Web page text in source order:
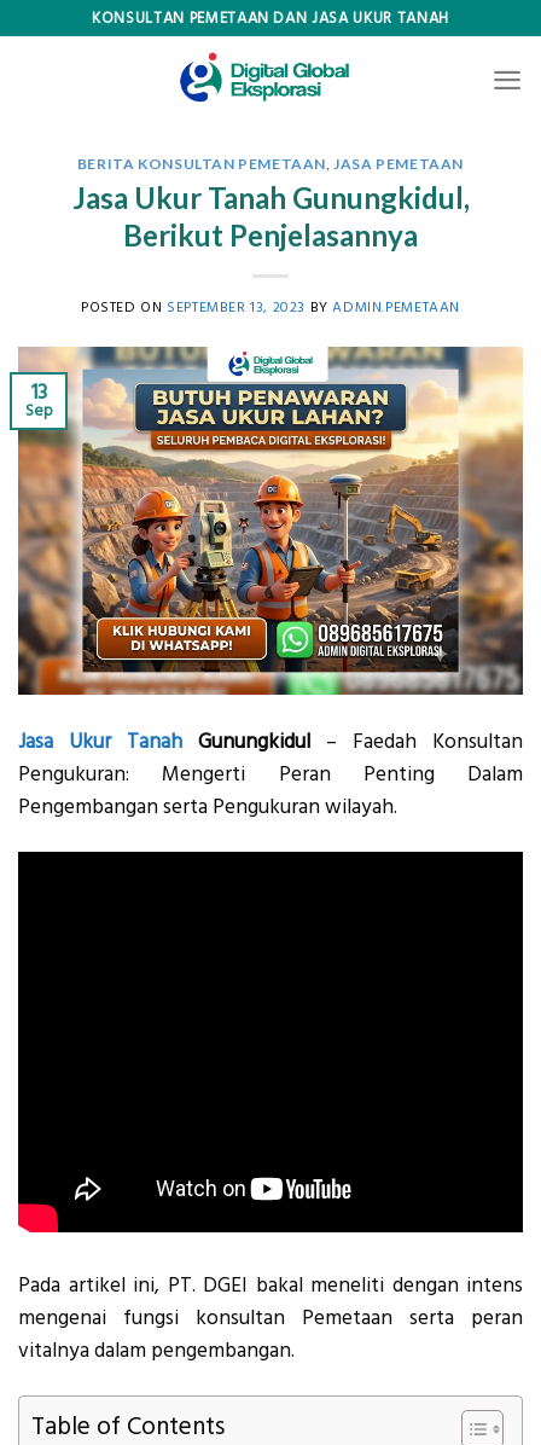
KONSULTAN PEMETAAN DAN JASA UKUR TANAH
BERITA KONSULTAN PEMETAAN,JASA PEMETAAN
Jasa Ukur Tanah Gunungkidul,
Berikut Penjelasannya
POSTED ON SEPTEMBER 13, 2023 BYADMIN.PEMETAAN
13
Sep
Jasa Ukur Tanah Gunungkidul – Faedah Konsultan
Pengukuran: Mengerti Peran Penting Dalam
Pengembangan serta Pengukuran wilayah.
Pada artikel ini, PT. DGEI bakal meneliti dengan intens
mengenai fungsi konsultan Pemetaan serta peran
vitalnya dalam pengembangan.
Table of Contents